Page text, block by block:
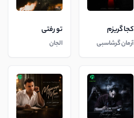
کجا گریزم
آرمان گرشاسبی
تو رفتی
الجان